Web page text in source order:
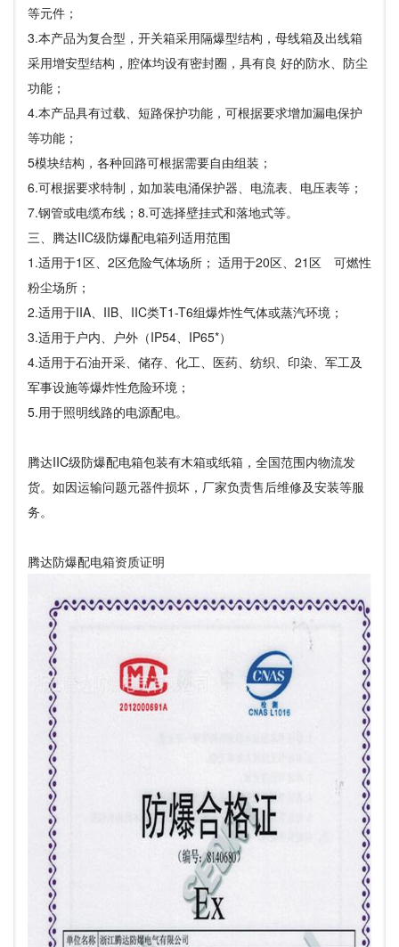
等元件；
3.本产品为复合型，开关箱采用隔爆型结构，母线箱及出线箱
采用增安型结构，腔体均设有密封圈，具有良 好的防水、防尘
功能；
4.本产品具有过载、短路保护功能，可根据要求增加漏电保护
等功能；
5模块结构，各种回路可根据需要自由组装；
6.可根据要求特制，如加装电涌保护器、电流表、电压表等；
7.钢管或电缆布线；8.可选择壁挂式和落地式等。
三、腾达IIC级防爆配电箱列适用范围
1.适用于1区、2区危险气体场所； 适用于20区、21区 可燃性
粉尘场所；
2.适用于IIA、IIB、IIC类T1-T6组爆炸性气体或蒸汽环境；
3.适用于户内、户外（IP54、IP65*）
4.适用于石油开采、储存、化工、医药、纺织、印染、军工及
军事设施等爆炸性危险环境；
5.用于照明线路的电源配电。
腾达IIC级防爆配电箱包装有木箱或纸箱，全国范围内物流发
货。如因运输问题元器件损坏，厂家负责售后维修及安装等服
务。
腾达防爆配电箱资质证明